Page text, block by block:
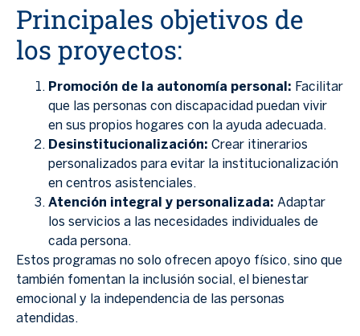
Principales objetivos de
los proyectos:
Promoción de la autonomía personal: Facilitar
que las personas con discapacidad puedan vivir
en sus propios hogares con la ayuda adecuada.
Desinstitucionalización: Crear itinerarios
personalizados para evitar la institucionalización
en centros asistenciales.
Atención integral y personalizada: Adaptar
los servicios a las necesidades individuales de
cada persona.
Estos programas no solo ofrecen apoyo físico, sino que
también fomentan la inclusión social, el bienestar
emocional y la independencia de las personas
atendidas.